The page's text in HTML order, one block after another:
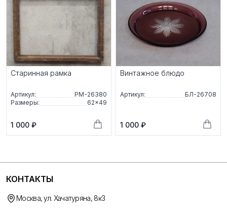
Старинная рамка
Артикул:
РМ-26380
Размеры:
62×49
1 000 ₽
Винтажное блюдо
Артикул: БЛ-26708
1 000 ₽
КОНТАКТЫ
Москва, ул. Хачатуряна, 8к3